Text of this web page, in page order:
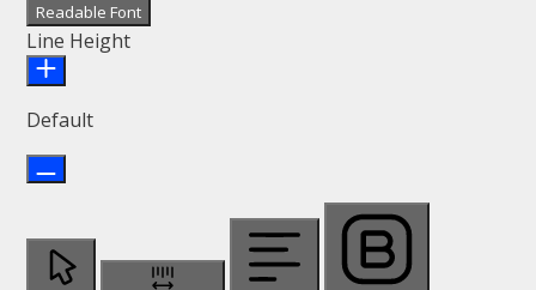
Readable Font
Line Height
Default